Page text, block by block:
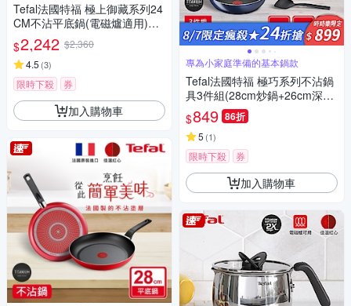
Tefal法國特福 極上御藏系列24
CM不沾平底鍋(電磁爐適用)
(快)
$2,242 $2,360
4.5 (3)
限時下殺 券
加入購物車
專為小家庭準備的基本鍋款
Tefal法國特福 極巧系列不沾鍋
具3件組(28cm炒鍋+26cm深平
底鍋+鍋鏟)
$849 86折
5 (1)
限時下殺 券
加入購物車